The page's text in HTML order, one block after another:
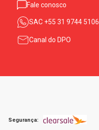
Fale conosco
SAC +55 31 9744 5106
Canal do DPO
Segurança: